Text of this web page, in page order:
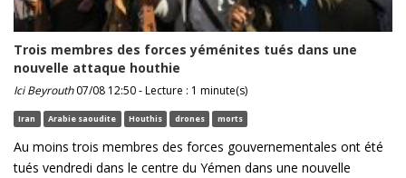
Trois membres des forces yéménites tués dans une
nouvelle attaque houthie
Ici Beyrouth07/08 12:50 - Lecture : 1 minute(s)
Iran Arabie saoudite Houthis drones morts
Au moins trois membres des forces gouvernementales ont été
tués vendredi dans le centre du Yémen dans une nouvelle